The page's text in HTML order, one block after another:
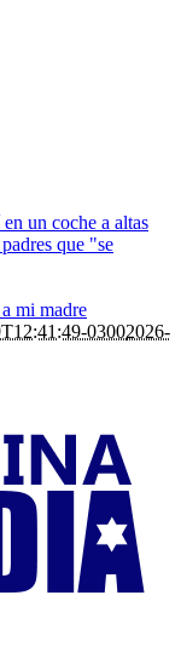
un coche a altas
que "se
mi madre
03002026-